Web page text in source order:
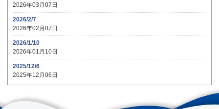
2026年03月07日
2026/2/7
2026年02月07日
2026/1/10
2026年01月10日
2025/12/6
2025年12月06日